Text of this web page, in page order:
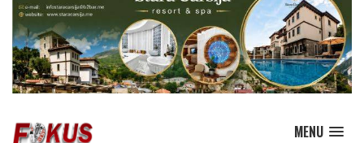
MENU